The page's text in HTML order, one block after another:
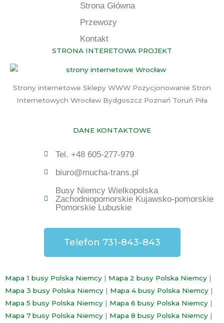
Strona Główna
Przewozy
Kontakt
STRONA INTERETOWA PROJEKT
Strony internetowe Sklepy WWW Pozycjonowanie Stron
Internetowych Wrocław Bydgoszcz Poznań Toruń Piła
DANE KONTAKTOWE
Tel. +48 605-277-979
biuro@mucha-trans.pl
Busy Niemcy Wielkopolska
Zachodniopomorskie Kujawsko-pomorskie
Pomorskie Lubuskie
Telefon 731-843-843
Mapa 1 busy Polska Niemcy | Mapa 2 busy Polska Niemcy |
Mapa 3 busy Polska Niemcy | Mapa 4 busy Polska Niemcy |
Mapa 5 busy Polska Niemcy | Mapa 6 busy Polska Niemcy |
Mapa 7 busy Polska Niemcy | Mapa 8 busy Polska Niemcy |